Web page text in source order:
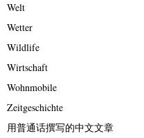
Welt
Wetter
Wildlife
Wirtschaft
Wohnmobile
Zeitgeschichte
用普通话撰写的中文文章